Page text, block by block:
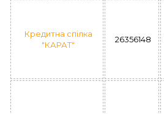
Кредитна спілка
"КАРАТ"
26356148